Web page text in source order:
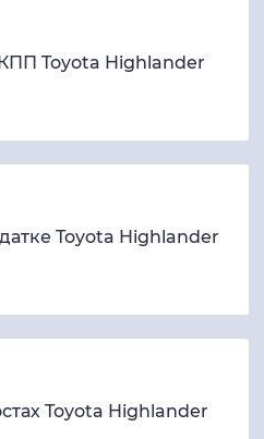
Toyota Highlander
Toyota Highlander
Toyota Highlander